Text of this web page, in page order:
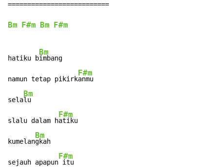
==========================
Bm F#m Bm F#m
hatiku b
Bm
imbang
namun tetap pikirk
F#m
anmu
sela
Bm
lu
slalu dalam h
F#m
atiku
kumelan
Bm
gkah
sejauh apapun
F#m
itu